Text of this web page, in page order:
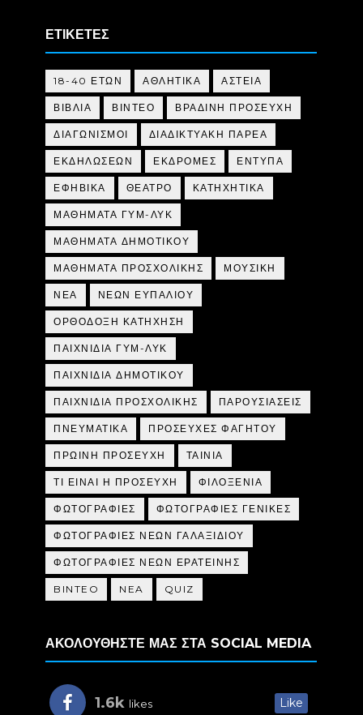
ΕΤΙΚΕΤΕΣ
18-40 ΕΤΩΝ ΑΘΛΗΤΙΚΑ ΑΣΤΕΙΑ
ΒΙΒΛΙΑ ΒΙΝΤΕΟ ΒΡΑΔΙΝΗ ΠΡΟΣΕΥΧΗ
ΔΙΑΓΩΝΙΣΜΟΙ ΔΙΑΔΙΚΤΥΑΚΗ ΠΑΡΕΑ
ΕΚΔΗΛΩΣΕΩΝ ΕΚΔΡΟΜΕΣ ΕΝΤΥΠΑ
ΕΦΗΒΙΚΑ ΘΕΑΤΡΟ ΚΑΤΗΧΗΤΙΚΑ
ΜΑΘΗΜΑΤΑ ΓΥΜ-ΛΥΚ
ΜΑΘΗΜΑΤΑ ΔΗΜΟΤΙΚΟΥ
ΜΑΘΗΜΑΤΑ ΠΡΟΣΧΟΛΙΚΗΣ ΜΟΥΣΙΚΗ
ΝΕΑ ΝΕΩΝ ΕΥΠΑΛΙΟΥ
ΟΡΘΟΔΟΞΗ ΚΑΤΗΧΗΣΗ
ΠΑΙΧΝΙΔΙΑ ΓΥΜ-ΛΥΚ
ΠΑΙΧΝΙΔΙΑ ΔΗΜΟΤΙΚΟΥ
ΠΑΙΧΝΙΔΙΑ ΠΡΟΣΧΟΛΙΚΗΣ ΠΑΡΟΥΣΙΑΣΕΙΣ
ΠΝΕΥΜΑΤΙΚΑ ΠΡΟΣΕΥΧΕΣ ΦΑΓΗΤΟΥ
ΠΡΩΙΝΗ ΠΡΟΣΕΥΧΗ ΤΑΙΝΙΑ
ΤΙ ΕΙΝΑΙ Η ΠΡΟΣΕΥΧΗ ΦΙΛΟΞΕΝΙΑ
ΦΩΤΟΓΡΑΦΙΕΣ ΦΩΤΟΓΡΑΦΙΕΣ ΓΕΝΙΚΕΣ
ΦΩΤΟΓΡΑΦΙΕΣ ΝΕΩΝ ΓΑΛΑΞΙΔΙΟΥ
ΦΩΤΟΓΡΑΦΙΕΣ ΝΕΩΝ ΕΡΑΤΕΙΝΗΣ
BINTEO NEA QUIZ
ΑΚΟΛΟΥΘΗΣΤΕ ΜΑΣ ΣΤΑ SOCIAL MEDIA
1.6k likes Like